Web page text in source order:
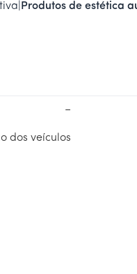
Produtos de estética
−
dos veículos